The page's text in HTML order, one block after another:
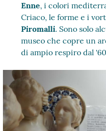
Enne, i colori
Criaco, le forme e i
Piromalli. Sono solo
museo che copre un
di ampio respiro dal